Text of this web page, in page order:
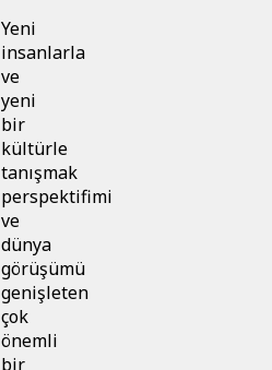
Yeni
insanlarla
ve
yeni
bir
kültürle
tanışmak
perspektifimi
ve
dünya
görüşümü
genişleten
çok
önemli
bir